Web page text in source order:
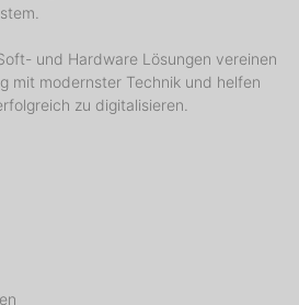
und Hardware Lösungen vereinen
mit modernster Technik und helfen
zu digitalisieren.